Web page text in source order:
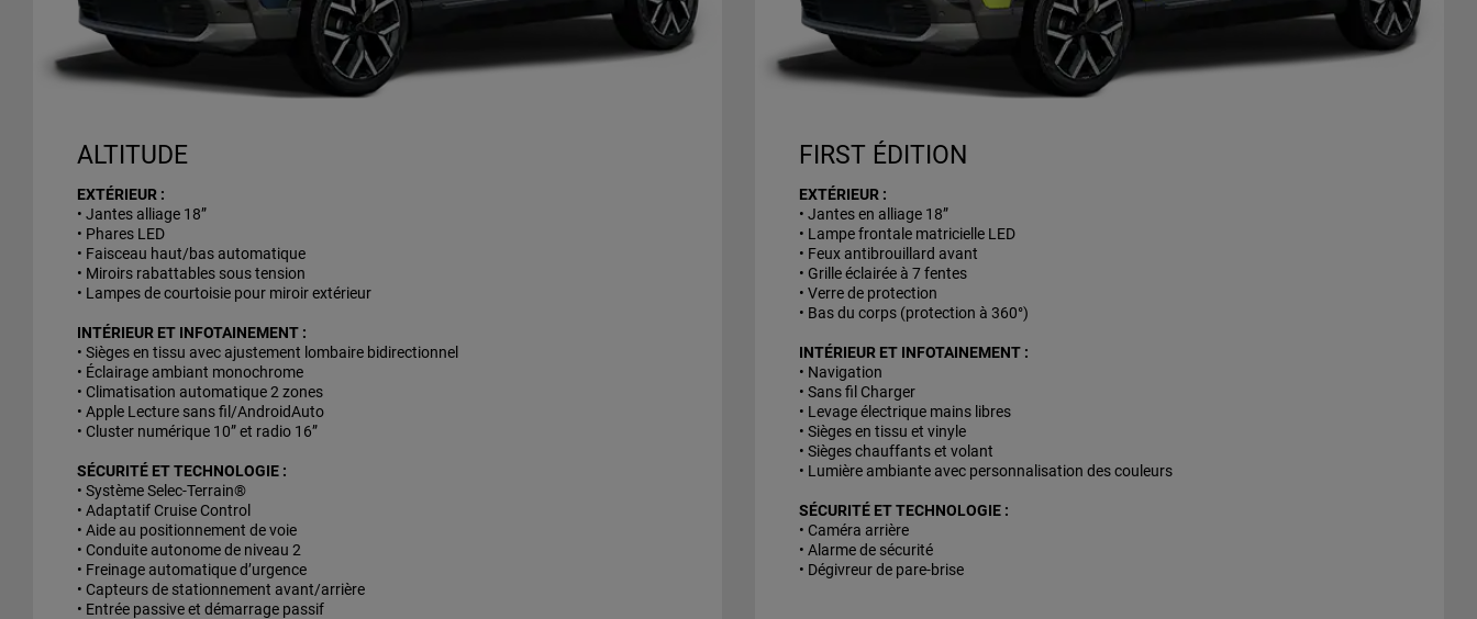
ALTITUDE
EXTÉRIEUR :
• Jantes alliage 18”
• Phares LED
• Faisceau haut/bas automatique
• Miroirs rabattables sous tension
• Lampes de courtoisie pour miroir extérieur
INTÉRIEUR ET INFOTAINEMENT :
• Sièges en tissu avec ajustement lombaire bidirectionnel
• Éclairage ambiant monochrome
• Climatisation automatique 2 zones
• Apple Lecture sans fil/AndroidAuto
• Cluster numérique 10” et radio 16”
SÉCURITÉ ET TECHNOLOGIE :
• Système Selec-Terrain®
• Adaptatif Cruise Control
• Aide au positionnement de voie
• Conduite autonome de niveau 2
• Freinage automatique d’urgence
• Capteurs de stationnement avant/arrière
• Entrée passive et démarrage passif
FIRST ÉDITION
EXTÉRIEUR :
• Jantes en alliage 18”
• Lampe frontale matricielle LED
• Feux antibrouillard avant
• Grille éclairée à 7 fentes
• Verre de protection
• Bas du corps (protection à 360°)
INTÉRIEUR ET INFOTAINEMENT :
• Navigation
• Sans fil Charger
• Levage électrique mains libres
• Sièges en tissu et vinyle
• Sièges chauffants et volant
• Lumière ambiante avec personnalisation des couleurs
SÉCURITÉ ET TECHNOLOGIE :
• Caméra arrière
• Alarme de sécurité
• Dégivreur de pare-brise